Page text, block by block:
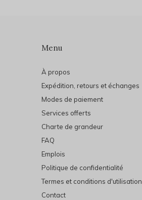
Menu
À propos
Expédition, retours et échanges
Modes de paiement
Services offerts
Charte de grandeur
FAQ
Emplois
Politique de confidentialité
Termes et conditions d'utilisation
Contact